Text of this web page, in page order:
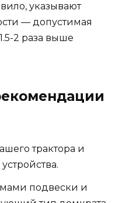
указывают
— допустимая
2 раза выше
трактора и
подвески и